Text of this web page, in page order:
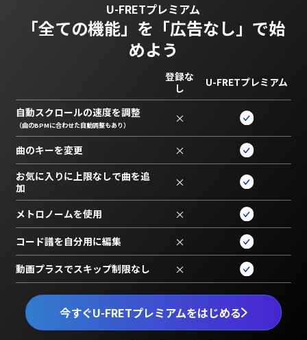
U-FRETプレミアム
「全ての機能」を 「広告なし」で始
めよう
今すぐU-FRETプレミアムをはじめる
登録な
し
U-FRETプレミアム
自動スクロールの速度を調整
（曲のBPMに合わせた自動調整もあり） ×
曲のキーを変更 ×
お気に入りに上限なしで曲を追
加
×
メトロノームを使用 ×
コード譜を自分用に編集 ×
動画プラスでスキップ制限なし ×